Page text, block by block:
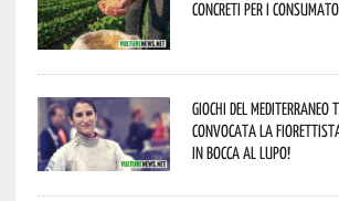
concreti per i
Giochi del Mediterraneo
convocata la
In bocca al lupo!